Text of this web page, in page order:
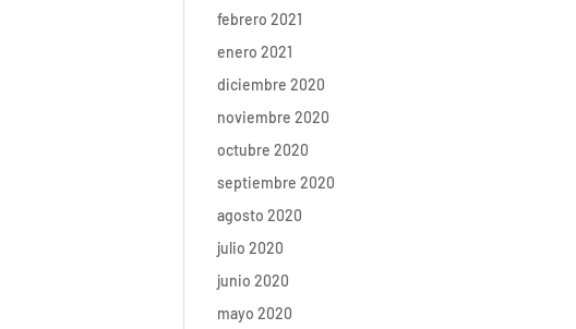
febrero 2021
enero 2021
diciembre 2020
noviembre 2020
octubre 2020
septiembre 2020
agosto 2020
julio 2020
junio 2020
mayo 2020